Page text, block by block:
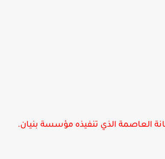
العاصمة الذي تنفيذه مؤسسة بنيان.